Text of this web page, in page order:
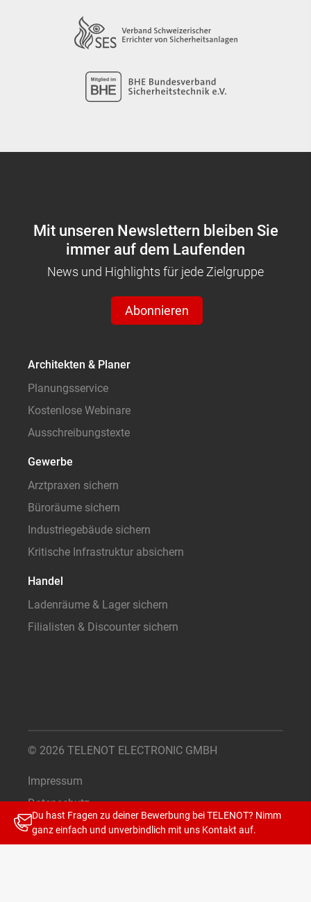
Du hast Fragen zu deiner Bewerbung bei TELENOT? Nimm
ganz einfach und unverbindlich mit uns Kontakt auf.
Mit unseren Newslettern bleiben Sie
immer auf dem Laufenden
News und Highlights für jede Zielgruppe
Abonnieren
Architekten & Planer
Planungsservice
Kostenlose Webinare
Ausschreibungstexte
Gewerbe
Arztpraxen sichern
Büroräume sichern
Industriegebäude sichern
Kritische Infrastruktur absichern
Handel
Ladenräume & Lager sichern
Filialisten & Discounter sichern
© 2026 TELENOT ELECTRONIC GMBH
Impressum
Datenschutz
Cookie-Einstellungen